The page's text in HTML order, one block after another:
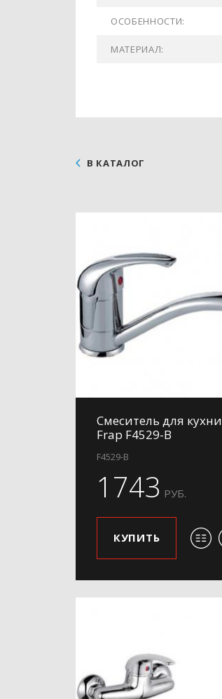
ОСОБЕННОСТИ:
МАТЕРИАЛ:
В КАТАЛОГ
Смеситель для кухни
Frap F4529-B
F4529-B
1743 РУБ.
КУПИТЬ